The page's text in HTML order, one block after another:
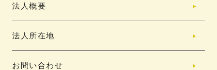
法人概要
法人所在地
お問い合わせ